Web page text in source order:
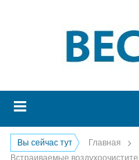
Вы сейчас тут Главная
Встраиваемые